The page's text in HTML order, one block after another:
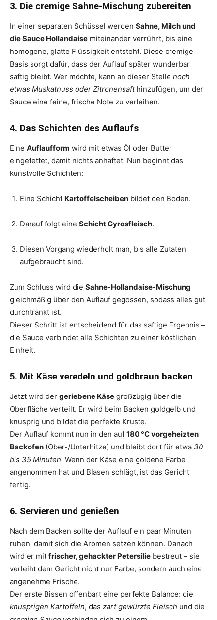
3. Die cremige Sahne-Mischung zubereiten
In einer separaten Schüssel werden Sahne, Milch und
die Sauce Hollandaise miteinander verrührt, bis eine
homogene, glatte Flüssigkeit entsteht. Diese cremige
Basis sorgt dafür, dass der Auflauf später wunderbar
saftig bleibt. Wer möchte, kann an dieser Stelle noch
etwas Muskatnuss oder Zitronensafthinzufügen, um der
Sauce eine feine, frische Note zu verleihen.
4. Das Schichten des Auflaufs
Eine Auflaufform wird mit etwas Öl oder Butter
eingefettet, damit nichts anhaftet. Nun beginnt das
kunstvolle Schichten:
Eine Schicht Kartoffelscheiben bildet den Boden.
Darauf folgt eine Schicht Gyrosfleisch.
Diesen Vorgang wiederholt man, bis alle Zutaten
aufgebraucht sind.
Zum Schluss wird die Sahne-Hollandaise-Mischung
gleichmäßig über den Auflauf gegossen, sodass alles gut
durchtränkt ist.
Dieser Schritt ist entscheidend für das saftige Ergebnis –
die Sauce verbindet alle Schichten zu einer köstlichen
Einheit.
5. Mit Käse veredeln und goldbraun backen
Jetzt wird der geriebene Käse großzügig über die
Oberfläche verteilt. Er wird beim Backen goldgelb und
knusprig und bildet die perfekte Kruste.
Der Auflauf kommt nun in den auf 180 °C vorgeheizten
Backofen (Ober-/Unterhitze) und bleibt dort für etwa 30
bis 35 Minuten. Wenn der Käse eine goldene Farbe
angenommen hat und Blasen schlägt, ist das Gericht
fertig.
6. Servieren und genießen
Nach dem Backen sollte der Auflauf ein paar Minuten
ruhen, damit sich die Aromen setzen können. Danach
wird er mit frischer, gehackter Petersilie bestreut – sie
verleiht dem Gericht nicht nur Farbe, sondern auch eine
angenehme Frische.
Der erste Bissen offenbart eine perfekte Balance: die
knusprigen Kartoffeln, das zart gewürzte Fleisch und die